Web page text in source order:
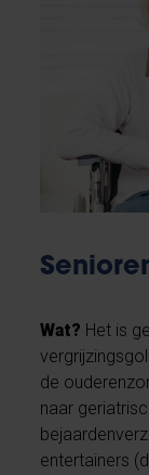
Wat? Het is
de
naar
entertainers